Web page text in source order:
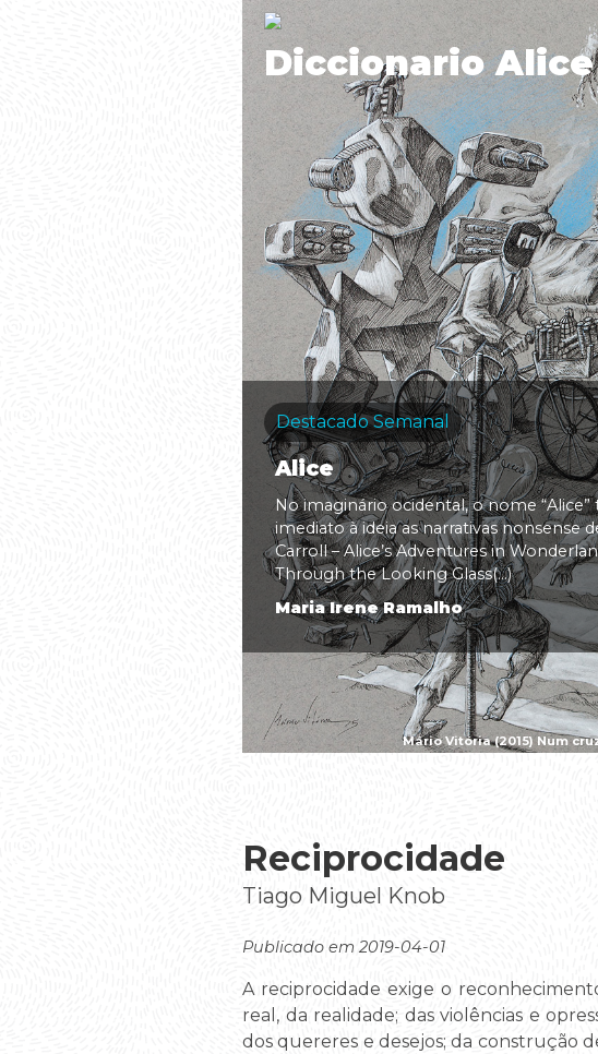
Mário Vitória (2015) Num
Diccionario Alice
Destacado Semanal
Alice
No imaginário ocidental, o nome “Alice”
imediato à ideia as narrativas nonsense
Carroll – Alice’s Adventures in
Through the Looking Glass(...)
Maria Irene Ramalho
Reciprocidade
Tiago Miguel Knob
Publicado em 2019-04-01
A reciprocidade exige o
real, da realidade; das violências e
dos quereres e desejos; da construção